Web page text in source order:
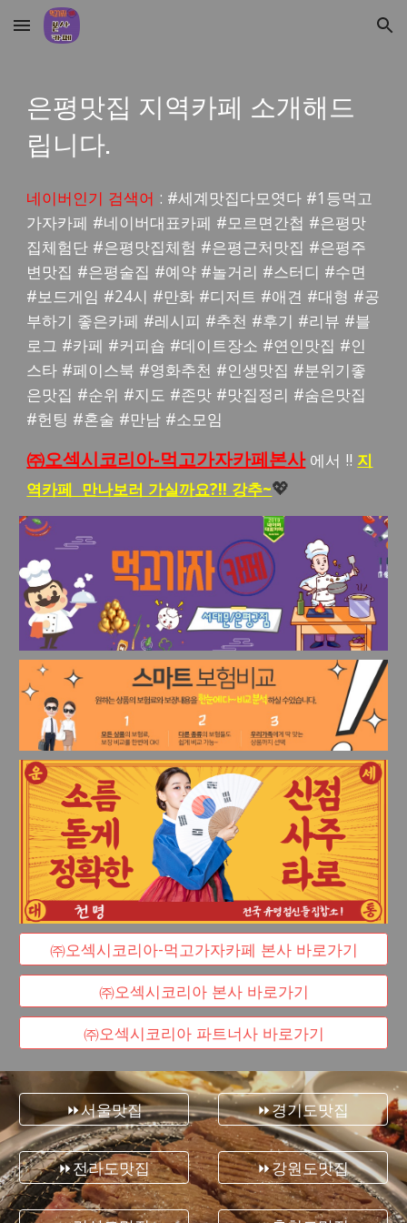
Skip to main content Skip to navigation
은평맛집 지역카페 소개해드
립니다.
네이버인기 검색어 : #세계맛집다모엿다 #1등먹고
가자카페 #네이버대표카페 #모르면간첩 #은평맛
집체험단 #은평맛집체험 #은평근처맛집 #은평주
변맛집 #은평술집 #예약 #놀거리 #스터디 #수면
#보드게임 #24시 #만화 #디저트 #애견 #대형 #공
부하기 좋은카페 #레시피 #추천 #후기 #리뷰 #블
로그 #카페 #커피숍 #데이트장소 #연인맛집 #인
스타 #페이스북 #영화추천 #인생맛집 #분위기좋
은맛집 #순위 #지도 #존맛 #맛집정리 #숨은맛집
#헌팅 #혼술 #만남 #소모임
㈜오섹시코리아-먹고가자카페본사에서 !! 지
역카페 만나보러 가실까요?!! 강추~💖
㈜오섹시코리아-먹고가자카페 본사 바로가기
㈜오섹시코리아 본사 바로가기
㈜오섹시코리아 파트너사 바로가기
⏩서울맛집
⏩전라도맛집
⏩경기도맛집
⏩강원도맛집